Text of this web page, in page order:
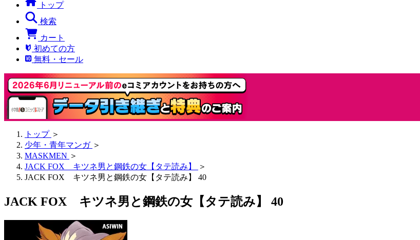
トップ
検索
カート
初めての方
無料・セール
トップ ＞
少年・青年マンガ ＞
MASKMEN ＞
JACK FOX キツネ男と鋼鉄の女【タテ読み】
＞
JACK FOX キツネ男と鋼鉄の女【タテ読み】 40
JACK FOX キツネ男と鋼鉄の女【タテ読み】 40